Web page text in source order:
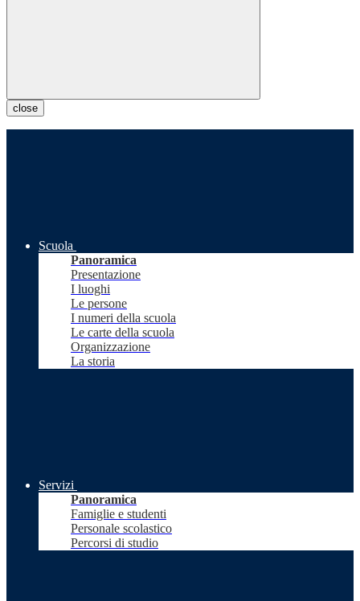
close
Scuola
Panoramica
Presentazione
I luoghi
Le persone
I numeri della scuola
Le carte della scuola
Organizzazione
La storia
Servizi
Panoramica
Famiglie e studenti
Personale scolastico
Percorsi di studio